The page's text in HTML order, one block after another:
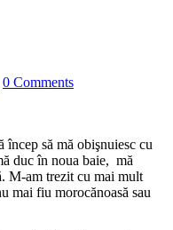
0 Comments
să mă obişnuiesc cu
duc în noua baie, mă
M-am trezit cu mai mult
mai fiu morocănoasă sau